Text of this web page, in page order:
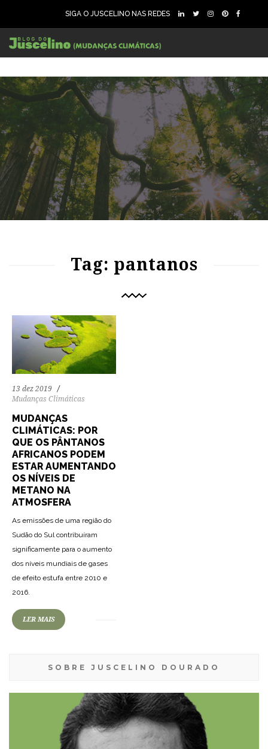
SIGA O JUSCELINO NAS REDES
Tag: pantanos
13 dez 2019
Mudanças Climáticas
MUDANÇAS
CLIMÁTICAS: POR
QUE OS PÂNTANOS
AFRICANOS PODEM
ESTAR AUMENTANDO
OS NÍVEIS DE
METANO NA
ATMOSFERA
As emissões de uma região do
Sudão do Sul contribuíram
significamente para o aumento
dos níveis mundiais de gases
de efeito estufa entre 2010 e
2016.
LER MAIS
SOBRE JUSCELINO DOURADO